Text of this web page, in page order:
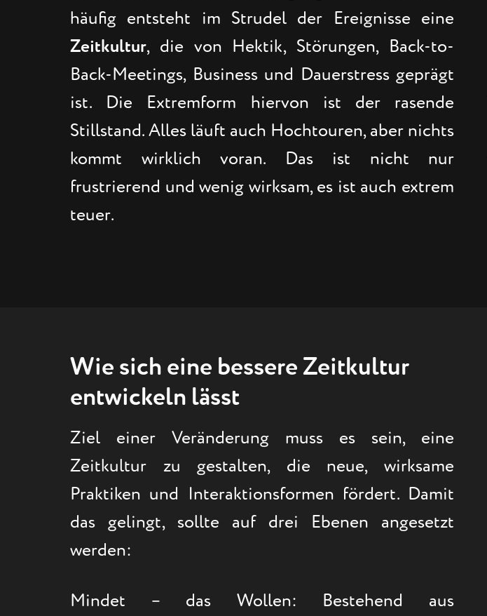
häufig entsteht im Strudel der Ereignisse eine
Zeitkultur, die von Hektik, Störungen, Back-to-
Back-Meetings, Business und Dauerstress geprägt
ist. Die Extremform hiervon ist der rasende
Stillstand. Alles läuft auch Hochtouren, aber nichts
kommt wirklich voran. Das ist nicht nur
frustrierend und wenig wirksam, es ist auch extrem
teuer.
Wie sich eine bessere Zeitkultur
entwickeln lässt
Ziel einer Veränderung muss es sein, eine
Zeitkultur zu gestalten, die neue, wirksame
Praktiken und Interaktionsformen fördert. Damit
das gelingt, sollte auf drei Ebenen angesetzt
werden:
Mindet – das Wollen: Bestehend aus